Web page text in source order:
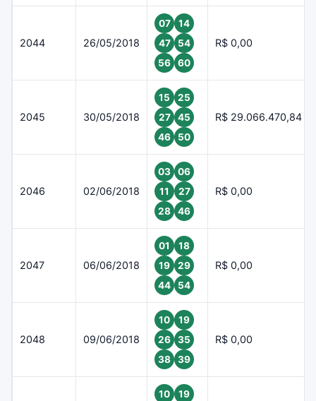
2044 26/05/2018
07
14
47
54
56
60
R$ 0,00
2045 30/05/2018
15
25
27
45
46
50
R$ 29.066.470,84
2046 02/06/2018
03
06
11
27
28
46
R$ 0,00
2047 06/06/2018
01
18
19
29
44
54
R$ 0,00
2048 09/06/2018
10
19
26
35
38
39
R$ 0,00
10
19